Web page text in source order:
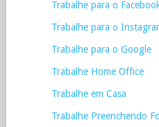
Trabalhe para o
Trabalhe para o
Trabalhe para o Google
Trabalhe Home Office
Trabalhe em Casa
Trabalhe Preenchendo